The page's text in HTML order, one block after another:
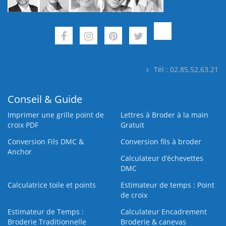
Tél : 02.85.52.63.21
Conseil & Guide
Imprimer une grille point de
croix PDF
Lettres à Broder à la main
Gratuit
Conversion Fils DMC &
Anchor
Conversion fils à broder
Calculateur d’échevettes
DMC
Calculatrice toile et points
Estimateur de temps : Point
de croix
Estimateur de Temps :
Broderie Traditionnelle
Calculateur Encadrement
Broderie & canevas